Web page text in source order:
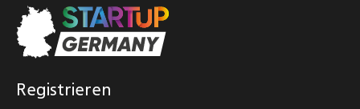
Registrieren